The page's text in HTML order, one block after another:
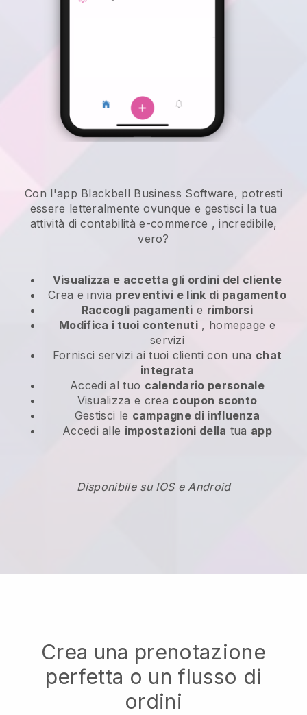
Con l'app Blackbell Business Software, potresti
essere letteralmente ovunque e gestisci la tua
attività di contabilità e-commerce , incredibile,
vero?
Visualizza e accetta gli ordini del cliente
Crea e invia preventivi e link di pagamento
Raccogli pagamenti e rimborsi
Modifica i tuoi contenuti, homepage e
servizi
Fornisci servizi ai tuoi clienti con una chat
integrata
Accedi al tuo calendario personale
Visualizza e crea coupon sconto
Gestisci le campagne di influenza
Accedi alle impostazioni della tua app
Disponibile su IOS e Android
Crea una prenotazione
perfetta o un flusso di
ordini